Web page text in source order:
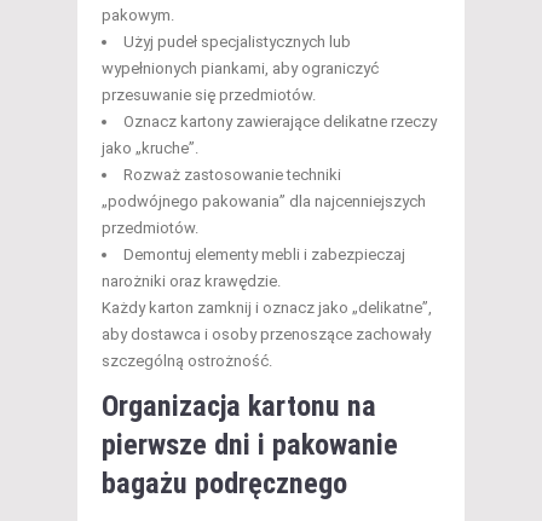
pakowym.
Użyj pudeł specjalistycznych lub
wypełnionych piankami, aby ograniczyć
przesuwanie się przedmiotów.
Oznacz kartony zawierające delikatne rzeczy
jako „kruche”.
Rozważ zastosowanie techniki
„podwójnego pakowania” dla najcenniejszych
przedmiotów.
Demontuj elementy mebli i zabezpieczaj
narożniki oraz krawędzie.
Każdy karton zamknij i oznacz jako „delikatne”,
aby dostawca i osoby przenoszące zachowały
szczególną ostrożność.
Organizacja kartonu na
pierwsze dni i pakowanie
bagażu podręcznego